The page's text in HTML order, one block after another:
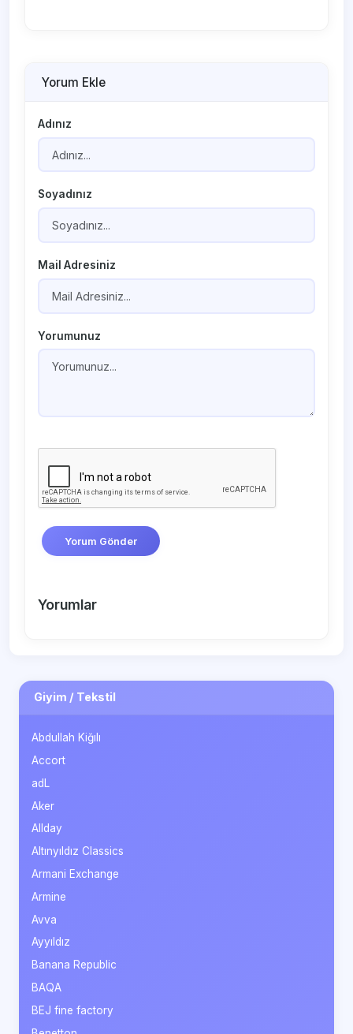
Yorum Ekle
Adınız
Soyadınız
Mail Adresiniz
Yorumunuz
Yorum Gönder
Yorumlar
Giyim / Tekstil
Abdullah Kiğılı
Accort
adL
Aker
Allday
Altınyıldız Classics
Armani Exchange
Armine
Avva
Ayyıldız
Banana Republic
BAQA
BEJ fine factory